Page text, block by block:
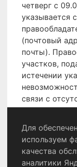
четверг с
указывается
(почтовый
почты).
участков,
истечении
связи с
лицах и их
Для
используем
качества
аналитики